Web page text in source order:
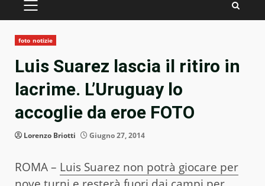
PRIMARY
foto notizie
Luis Suarez lascia il ritiro in
lacrime. L’Uruguay lo
accoglie da eroe FOTO
Lorenzo Briotti Giugno 27, 2014
ROMA – Luis Suarez non potrà giocare per